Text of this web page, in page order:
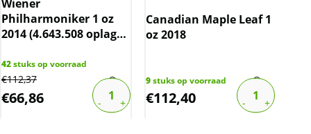
Wiener
Philharmoniker 1 oz
2014 (4.643.508 oplage)
spot)
42stuks op voorraad
€112,37
€66,86
Canadian Maple Leaf 1
oz 2018
9stuks op voorraad
€112,40